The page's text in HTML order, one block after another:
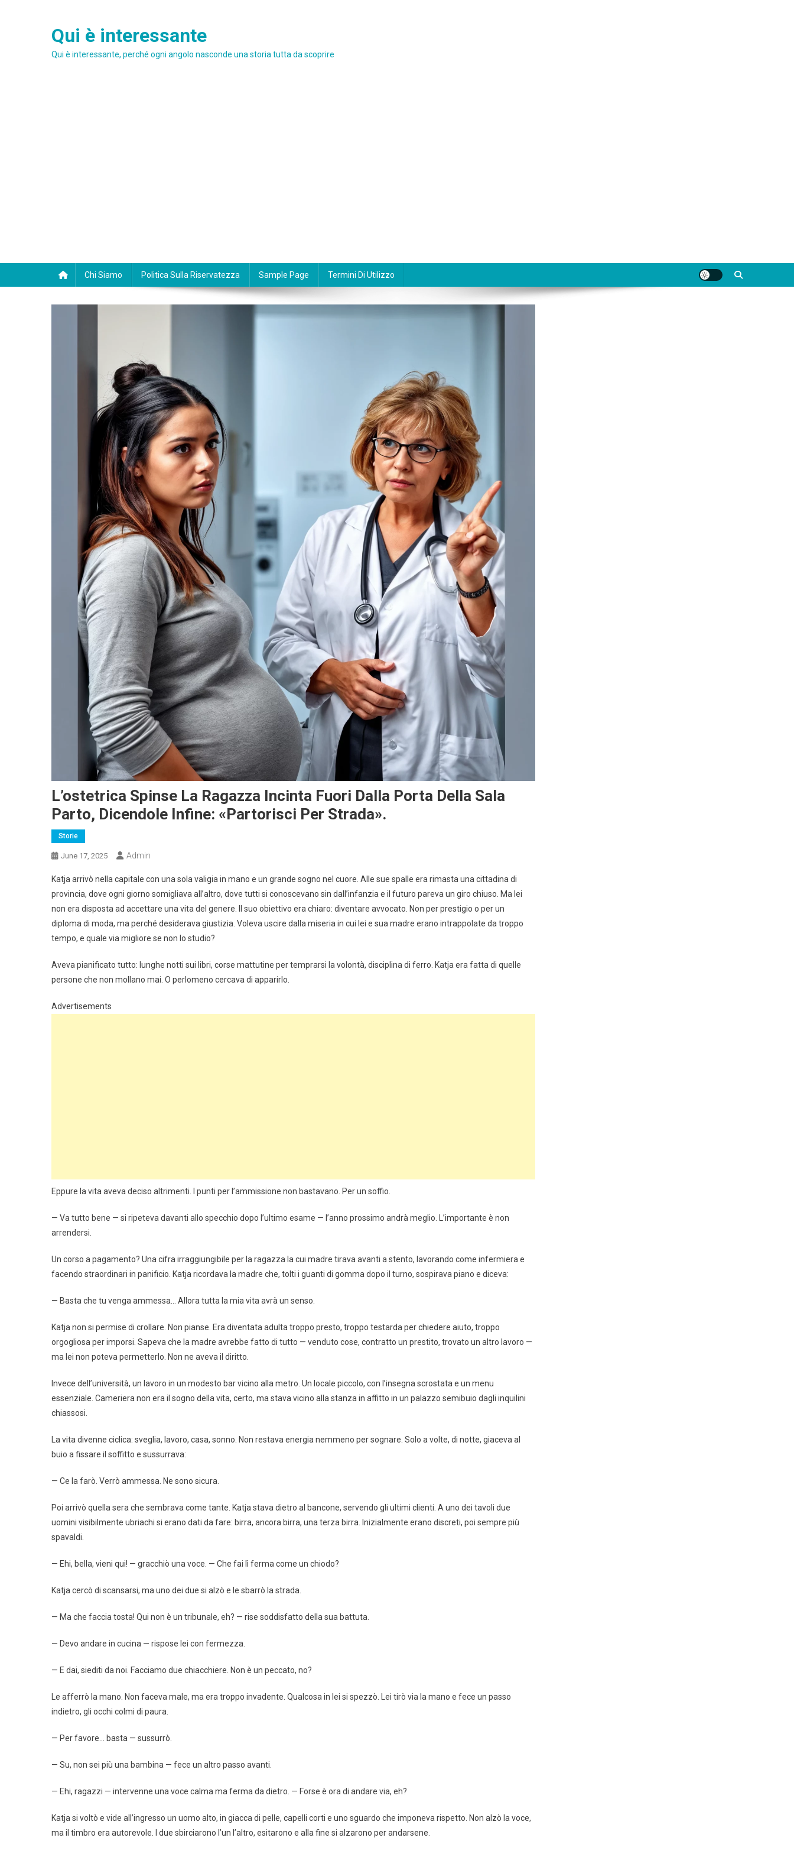
Qui è interessante
Qui è interessante, perché ogni angolo nasconde una storia tutta da scoprire
Chi Siamo Politica Sulla Riservatezza Sample Page Termini Di Utilizzo
L’ostetrica Spinse La Ragazza Incinta Fuori Dalla Porta Della Sala
Parto, Dicendole Infine: «Partorisci Per Strada».
Storie
June 17, 2025 Admin
Katja arrivò nella capitale con una sola valigia in mano e un grande sogno nel cuore. Alle sue spalle era rimasta una cittadina di
provincia, dove ogni giorno somigliava all’altro, dove tutti si conoscevano sin dall’infanzia e il futuro pareva un giro chiuso. Ma lei
non era disposta ad accettare una vita del genere. Il suo obiettivo era chiaro: diventare avvocato. Non per prestigio o per un
diploma di moda, ma perché desiderava giustizia. Voleva uscire dalla miseria in cui lei e sua madre erano intrappolate da troppo
tempo, e quale via migliore se non lo studio?
Aveva pianificato tutto: lunghe notti sui libri, corse mattutine per temprarsi la volontà, disciplina di ferro. Katja era fatta di quelle
persone che non mollano mai. O perlomeno cercava di apparirlo.
Advertisements
Eppure la vita aveva deciso altrimenti. I punti per l’ammissione non bastavano. Per un soffio.
— Va tutto bene — si ripeteva davanti allo specchio dopo l’ultimo esame — l’anno prossimo andrà meglio. L’importante è non
arrendersi.
Un corso a pagamento? Una cifra irraggiungibile per la ragazza la cui madre tirava avanti a stento, lavorando come infermiera e
facendo straordinari in panificio. Katja ricordava la madre che, tolti i guanti di gomma dopo il turno, sospirava piano e diceva:
— Basta che tu venga ammessa… Allora tutta la mia vita avrà un senso.
Katja non si permise di crollare. Non pianse. Era diventata adulta troppo presto, troppo testarda per chiedere aiuto, troppo
orgogliosa per imporsi. Sapeva che la madre avrebbe fatto di tutto — venduto cose, contratto un prestito, trovato un altro lavoro —
ma lei non poteva permetterlo. Non ne aveva il diritto.
Invece dell’università, un lavoro in un modesto bar vicino alla metro. Un locale piccolo, con l’insegna scrostata e un menu
essenziale. Cameriera non era il sogno della vita, certo, ma stava vicino alla stanza in affitto in un palazzo semibuio dagli inquilini
chiassosi.
La vita divenne ciclica: sveglia, lavoro, casa, sonno. Non restava energia nemmeno per sognare. Solo a volte, di notte, giaceva al
buio a fissare il soffitto e sussurrava:
— Ce la farò. Verrò ammessa. Ne sono sicura.
Poi arrivò quella sera che sembrava come tante. Katja stava dietro al bancone, servendo gli ultimi clienti. A uno dei tavoli due
uomini visibilmente ubriachi si erano dati da fare: birra, ancora birra, una terza birra. Inizialmente erano discreti, poi sempre più
spavaldi.
— Ehi, bella, vieni qui! — gracchiò una voce. — Che fai lì ferma come un chiodo?
Katja cercò di scansarsi, ma uno dei due si alzò e le sbarrò la strada.
— Ma che faccia tosta! Qui non è un tribunale, eh? — rise soddisfatto della sua battuta.
— Devo andare in cucina — rispose lei con fermezza.
— E dai, siediti da noi. Facciamo due chiacchiere. Non è un peccato, no?
Le afferrò la mano. Non faceva male, ma era troppo invadente. Qualcosa in lei si spezzò. Lei tirò via la mano e fece un passo
indietro, gli occhi colmi di paura.
— Per favore… basta — sussurrò.
— Su, non sei più una bambina — fece un altro passo avanti.
— Ehi, ragazzi — intervenne una voce calma ma ferma da dietro. — Forse è ora di andare via, eh?
Katja si voltò e vide all’ingresso un uomo alto, in giacca di pelle, capelli corti e uno sguardo che imponeva rispetto. Non alzò la voce,
ma il timbro era autorevole. I due sbirciarono l’un l’altro, esitarono e alla fine si alzarono per andarsene.